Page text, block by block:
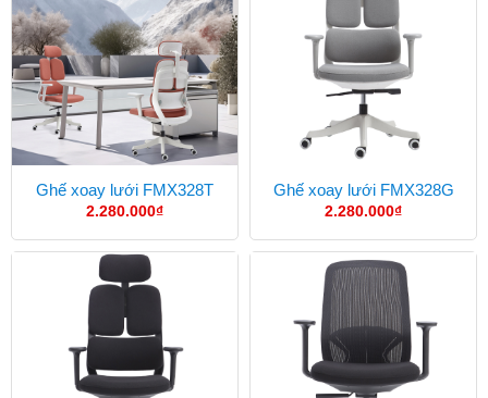
Ghế xoay lưới FMX328T
2.280.000₫
Ghế xoay lưới FMX328G
2.280.000₫